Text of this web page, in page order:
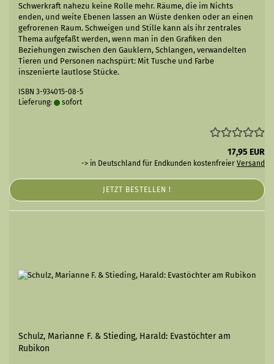
Schwerkraft nahezu keine Rolle mehr. Räume, die im Nichts
enden, und weite Ebenen lassen an Wüste denken oder an einen
gefrorenen Raum. Schweigen und Stille kann als ihr zentrales
Thema aufgefaßt werden, wenn man in den Grafiken den
Beziehungen zwischen den Gauklern, Schlangen, verwandelten
Tieren und Personen nachspürt: Mit Tusche und Farbe
inszenierte lautlose Stücke.
ISBN 3-934015-08-5
Lieferung:
sofort
17,95 EUR
-> in Deutschland für Endkunden kostenfreier Versand
JETZT BESTELLEN !
Schulz, Marianne F. & Stieding, Harald: Evastöchter am
Rubikon